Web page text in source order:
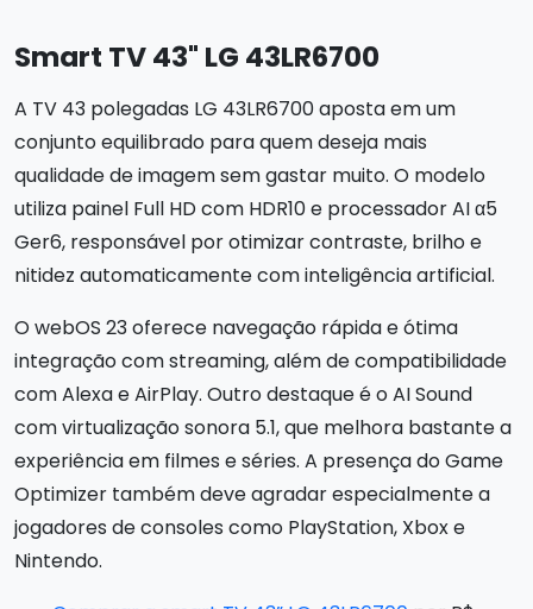
Smart TV 43" LG 43LR6700
A TV 43 polegadas LG 43LR6700 aposta em um
conjunto equilibrado para quem deseja mais
qualidade de imagem sem gastar muito. O modelo
utiliza painel Full HD com HDR10 e processador AI α5
Ger6, responsável por otimizar contraste, brilho e
nitidez automaticamente com inteligência artificial.
O webOS 23 oferece navegação rápida e ótima
integração com streaming, além de compatibilidade
com Alexa e AirPlay. Outro destaque é o AI Sound
com virtualização sonora 5.1, que melhora bastante a
experiência em filmes e séries. A presença do Game
Optimizer também deve agradar especialmente a
jogadores de consoles como PlayStation, Xbox e
Nintendo.